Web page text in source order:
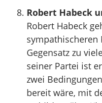
Robert Habeck
Robert Habeck
sympathischeren
Gegensatz zu
seiner Partei ist
zwei
bereit wäre, mit